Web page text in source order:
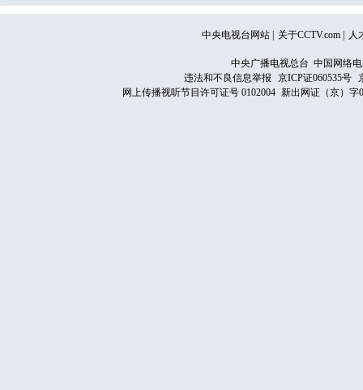
中央电视台网站 关于CCTV.com 人
中央广播电视总台 中国网络
违法和不良信息举报
京ICP证060535号
网上传播视听节目许可证号 0102004 新出网证（京）